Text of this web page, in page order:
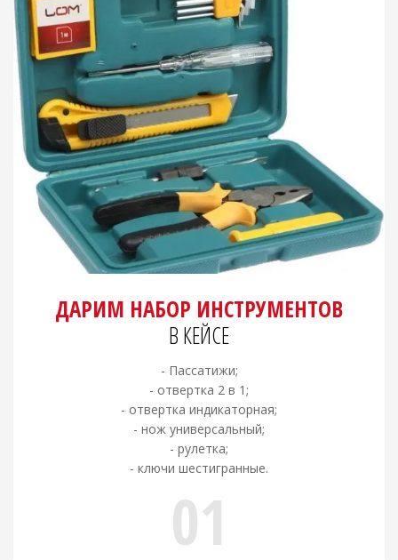
ДАРИМ НАБОР ИНСТРУМЕНТОВ
В КЕЙСЕ
- Пассатижи;
- отвертка 2 в 1;
- отвертка индикаторная;
- нож универсальный;
- рулетка;
- ключи шестигранные.
01